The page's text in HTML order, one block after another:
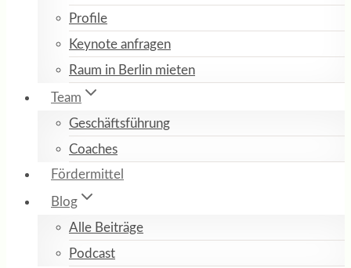
Profile
Keynote anfragen
Raum in Berlin mieten
Team
Geschäftsführung
Coaches
Fördermittel
Blog
Alle Beiträge
Podcast